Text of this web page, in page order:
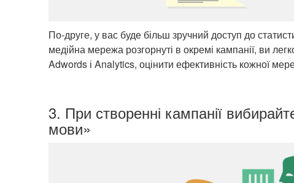
По-друге, у вас буде більш зручний доступ до
медійна мережа розгорнуті в окремі кампанії, ви
Adwords і Analytics, оцінити ефективність кожної
3. При створенні кампанії
мови»